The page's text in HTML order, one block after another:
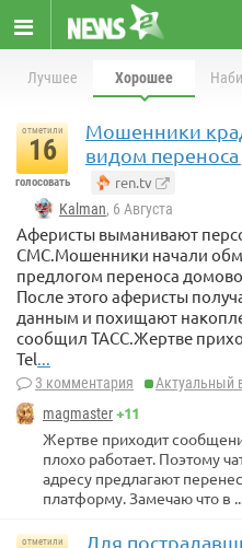
Лучшее Хорошее
отметили
16
голосовать
Мошенники
видом
ren.tv
Kalman, 6 Августа
Аферисты выманивают
СМС.Мошенники начали
предлогом переноса
После этого аферисты
данным и похищают
сообщил ТАСС.Жертве
Tel...
3 комментария
Актуальный
magmaster+11
Жертве приходит
плохо работает. Поэтому
адресу предлагают
платформу. Замечаю что в
отметили
Для